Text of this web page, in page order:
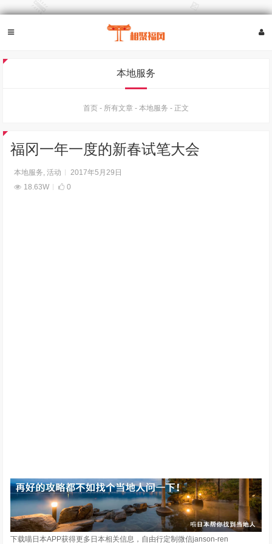
本地服务
首页 - 所有文章 - 本地服务 - 正文
福冈一年一度的新春试笔大会
本地服务,活动
2017年5月29日
18.63W
0
下载喵日本APP获得更多日本相关信息，自由行定制微信janson-ren